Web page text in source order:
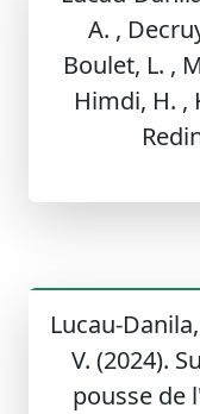
A. ,
Boulet, L. ,
Himdi, H. ,
Lucau-
V. (2024).
pousse de